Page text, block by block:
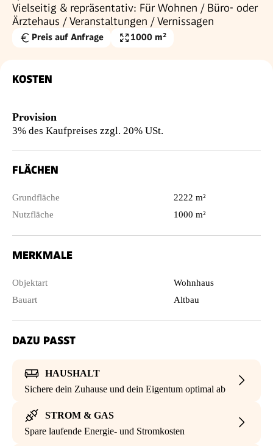
Vielseitig & repräsentativ: Für Wohnen / Büro- oder
Ärztehaus / Veranstaltungen / Vernissagen
Preis auf Anfrage Nutzfläche
1000 m²
KOSTEN
Provision
3% des Kaufpreises zzgl. 20% USt.
FLÄCHEN
Grundfläche
2222 m²
Nutzfläche
1000 m²
MERKMALE
Objektart
Wohnhaus
Bauart
Altbau
DAZU PASST
HAUSHALT
Sichere dein Zuhause und dein Eigentum optimal ab
STROM & GAS
Spare laufende Energie- und Stromkosten